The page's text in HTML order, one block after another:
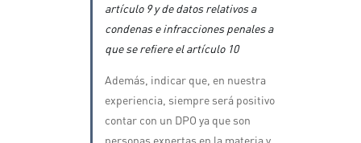
artículo 9 y de datos relativos a
condenas e infracciones penales a
que se refiere el artículo 10
Además, indicar que, en nuestra
experiencia, siempre será positivo
contar con un DPO ya que son
personas expertas en la materia y